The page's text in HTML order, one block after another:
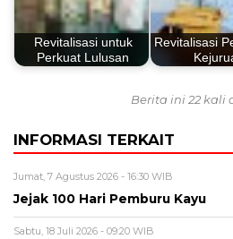
Revitalisasi untuk
Perkuat Lulusan
Revitalisasi
Berita ini 22 kali
INFORMASI TERKAIT
Jumat, 7 Agustus 2026 - 16:30 WIB
Jejak 100 Hari Pemburu Kayu
Sabtu, 18 Juli 2026 - 09:20 WIB